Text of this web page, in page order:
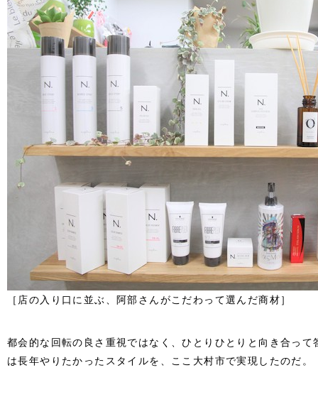
［店の入り口に並ぶ、阿部さんがこだわって選んだ商材］
都会的な回転の良さ重視ではなく、ひとりひとりと向き合っ
は長年やりたかったスタイルを、ここ大村市で実現したのだ。